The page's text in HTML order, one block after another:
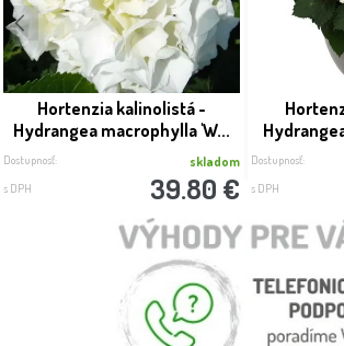
Hortenzia kalinolistá -
Hydrangea macrophylla 'W...
Dostupnosť: skladom
s DPH 39.80 €
Dostupnosť:
s DPH